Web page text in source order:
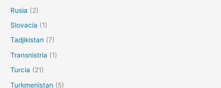
Rusia (2)
Slovacia (1)
Tadjikistan (7)
Transnistria (1)
Turcia (21)
Turkmenistan (5)